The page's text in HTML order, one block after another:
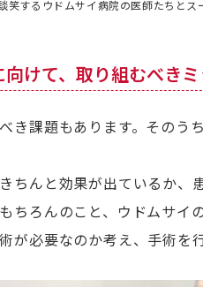
笑するウドムサイ病院の医師たちとス
けて、取り組むべき
き課題もあります。そのう
ちんと効果が出ているか
ちろんのこと、ウドムサイ
が必要なのか考え、手術を